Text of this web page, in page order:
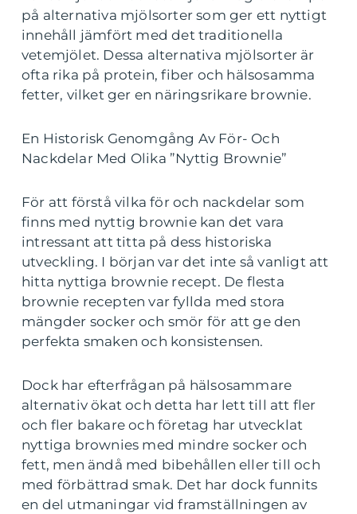
på alternativa mjölsorter som ger ett nyttigt
innehåll jämfört med det traditionella
vetemjölet. Dessa alternativa mjölsorter är
ofta rika på protein, fiber och hälsosamma
fetter, vilket ger en näringsrikare brownie.
En Historisk Genomgång Av För- Och
Nackdelar Med Olika ”Nyttig Brownie”
För att förstå vilka för och nackdelar som
finns med nyttig brownie kan det vara
intressant att titta på dess historiska
utveckling. I början var det inte så vanligt att
hitta nyttiga brownie recept. De flesta
brownie recepten var fyllda med stora
mängder socker och smör för att ge den
perfekta smaken och konsistensen.
Dock har efterfrågan på hälsosammare
alternativ ökat och detta har lett till att fler
och fler bakare och företag har utvecklat
nyttiga brownies med mindre socker och
fett, men ändå med bibehållen eller till och
med förbättrad smak. Det har dock funnits
en del utmaningar vid framställningen av